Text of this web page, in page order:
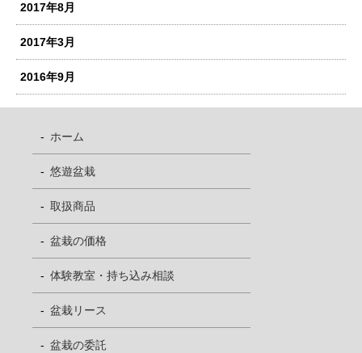
2017年8月
2017年3月
2016年9月
ホーム
悠遊盆栽
取扱商品
盆栽の価格
体験教室・持ち込み相談
盆栽リース
盆栽の委託